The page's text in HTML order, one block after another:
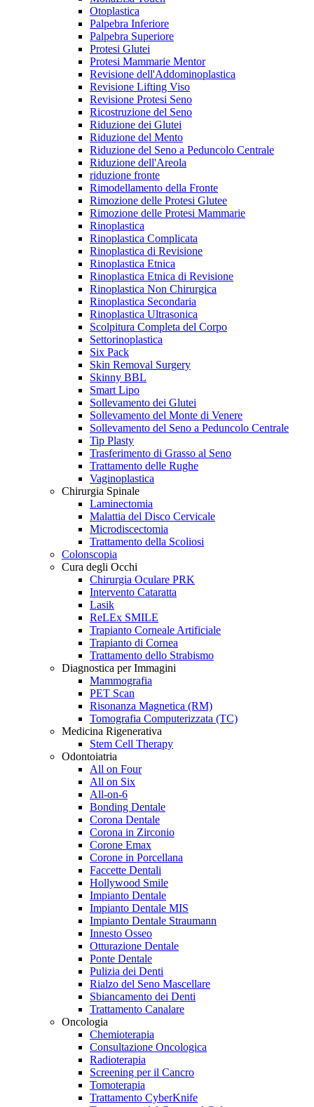
Otoplastica
Palpebra Inferiore
Palpebra Superiore
Protesi Glutei
Protesi Mammarie Mentor
Revisione dell'Addominoplastica
Revisione Lifting Viso
Revisione Protesi Seno
Ricostruzione del Seno
Riduzione dei Glutei
Riduzione del Mento
Riduzione del Seno a Peduncolo Centrale
Riduzione dell'Areola
riduzione fronte
Rimodellamento della Fronte
Rimozione delle Protesi Glutee
Rimozione delle Protesi Mammarie
Rinoplastica
Rinoplastica Complicata
Rinoplastica di Revisione
Rinoplastica Etnica
Rinoplastica Etnica di Revisione
Rinoplastica Non Chirurgica
Rinoplastica Secondaria
Rinoplastica Ultrasonica
Scolpitura Completa del Corpo
Settorinoplastica
Six Pack
Skin Removal Surgery
Skinny BBL
Smart Lipo
Sollevamento dei Glutei
Sollevamento del Monte di Venere
Sollevamento del Seno a Peduncolo Centrale
Tip Plasty
Trasferimento di Grasso al Seno
Trattamento delle Rughe
Vaginoplastica
Chirurgia Spinale
Laminectomia
Malattia del Disco Cervicale
Microdiscectomia
Trattamento della Scoliosi
Colonscopia
Cura degli Occhi
Chirurgia Oculare PRK
Intervento Cataratta
Lasik
ReLEx SMILE
Trapianto Corneale Artificiale
Trapianto di Cornea
Trattamento dello Strabismo
Diagnostica per Immagini
Mammografia
PET Scan
Risonanza Magnetica (RM)
Tomografia Computerizzata (TC)
Medicina Rigenerativa
Stem Cell Therapy
Odontoiatria
All on Four
All on Six
All-on-6
Bonding Dentale
Corona Dentale
Corona in Zirconio
Corone Emax
Corone in Porcellana
Faccette Dentali
Hollywood Smile
Impianto Dentale
Impianto Dentale MIS
Impianto Dentale Straumann
Innesto Osseo
Otturazione Dentale
Ponte Dentale
Pulizia dei Denti
Rialzo del Seno Mascellare
Sbiancamento dei Denti
Trattamento Canalare
Oncologia
Chemioterapia
Consultazione Oncologica
Radioterapia
Screening per il Cancro
Tomoterapia
Trattamento CyberKnife